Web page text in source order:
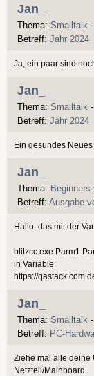
Jan_
Thema: Smalltalk -
Betreff: Jahr 2024
Ja, ein paar sind
Jan_
Thema: Smalltalk -
Betreff: Jahr 2024
Ein gesundes
Jan_
Thema:
Betreff: Ausgabe
Hallo, das mit der
blitzcc.exe Parm1
in Variable:
https://
Jan_
Thema: Smalltalk -
Betreff: PC-
Ziehe mal alle deine
Netzteil/Mainboard.